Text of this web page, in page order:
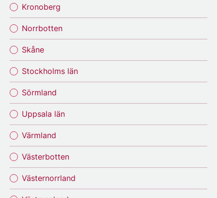
Kronoberg
Norrbotten
Skåne
Stockholms län
Sörmland
Uppsala län
Värmland
Västerbotten
Västernorrland